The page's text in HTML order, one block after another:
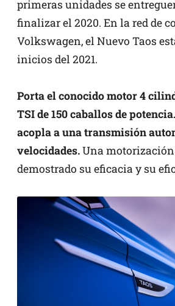
primeras unidades se
finalizar el 2020. En la red de
Volkswagen, el Nuevo Taos
inicios del 2021.
Porta el conocido motor 4
TSI de 150 caballos de
acopla a una transmisión
velocidades.Una motorización
demostrado su eficacia y su